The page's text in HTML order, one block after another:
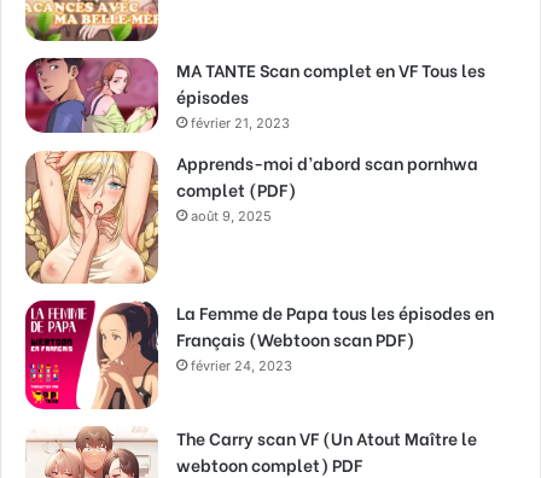
MA TANTE Scan complet en VF Tous les
épisodes
février 21, 2023
Apprends-moi d’abord scan pornhwa
complet (PDF)
août 9, 2025
La Femme de Papa tous les épisodes en
Français (Webtoon scan PDF)
février 24, 2023
The Carry scan VF (Un Atout Maître le
webtoon complet) PDF